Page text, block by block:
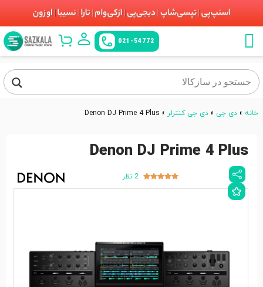
021-54772
خانه » دی جی » دی جی کنترلر »
Denon DJ Prime 4 Plus
Denon DJ Prime 4 Plus
2 نظر